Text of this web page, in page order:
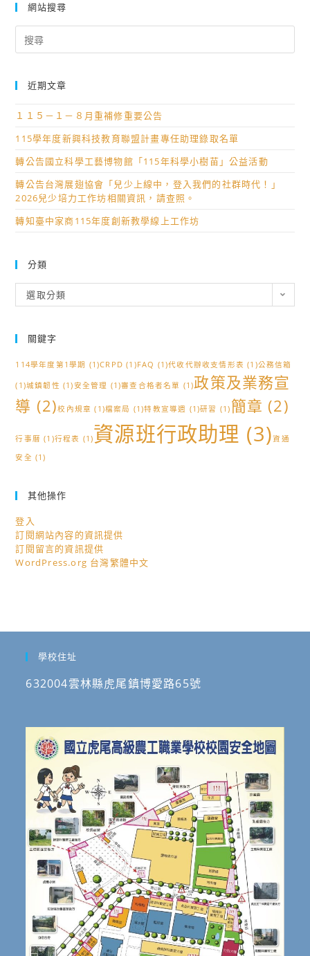
網站搜尋
for:
近期文章
１１５－１－８月重補修重要公告
115學年度新興科技教育聯盟計畫專任助理錄取名單
轉公告國立科學工藝博物館「115年科學小樹苗」公益活動
轉公告台灣展翅協會「兒少上線中，登入我們的社群時代！」
2026兒少培力工作坊相關資訊，請查照。
轉知臺中家商115年度創新教學線上工作坊
分類
類
選取分類
關鍵字
114學年度第1學期 (1)CRPD (1)FAQ (1)代收代辦收支情形表 (1)公務信箱
(1)城鎮韌性 (1)安全管理 (1)審查合格者名單 (1)政策及業務宣
導 (2)校內規章 (1)檔案局 (1)特教宣導週 (1)研習 (1) 簡章 (2)
行事曆 (1)行程表 (1)資源班行政助理 (3)資通
安全 (1)
其他操作
登入
訂閱網站內容的資訊提供
訂閱留言的資訊提供
WordPress.org 台灣繁體中文
學校住址
632004雲林縣虎尾鎮博愛路65號